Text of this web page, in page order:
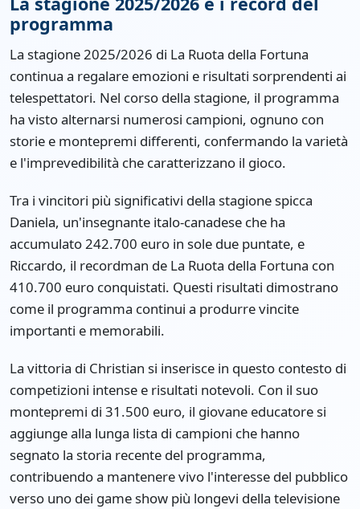
programma
La stagione 2025/2026 di La Ruota della Fortuna
continua a regalare emozioni e risultati sorprendenti ai
telespettatori. Nel corso della stagione, il programma
ha visto alternarsi numerosi campioni, ognuno con
storie e montepremi differenti, confermando la varietà
e l'imprevedibilità che caratterizzano il gioco.
Tra i vincitori più significativi della stagione spicca
Daniela, un'insegnante italo-canadese che ha
accumulato 242.700 euro in sole due puntate, e
Riccardo, il recordman de La Ruota della Fortuna con
410.700 euro conquistati. Questi risultati dimostrano
come il programma continui a produrre vincite
importanti e memorabili.
La vittoria di Christian si inserisce in questo contesto di
competizioni intense e risultati notevoli. Con il suo
montepremi di 31.500 euro, il giovane educatore si
aggiunge alla lunga lista di campioni che hanno
segnato la storia recente del programma,
contribuendo a mantenere vivo l'interesse del pubblico
verso uno dei game show più longevi della televisione